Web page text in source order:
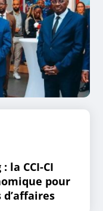
la CCI-CI
pour